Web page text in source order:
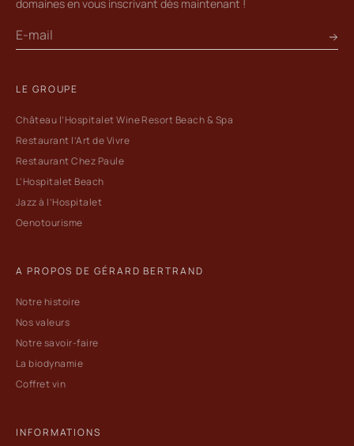
domaines en vous inscrivant dès maintenant !
LE GROUPE
Château l’Hospitalet Wine Resort Beach & Spa
Restaurant l’Art de Vivre
Restaurant Chez Paule
L'Hospitalet Beach
Jazz à l’Hospitalet
Oenotourisme
A PROPOS DE GÉRARD BERTRAND
Notre histoire
Nos valeurs
Notre savoir-faire
La biodynamie
Coffret vin
INFORMATIONS